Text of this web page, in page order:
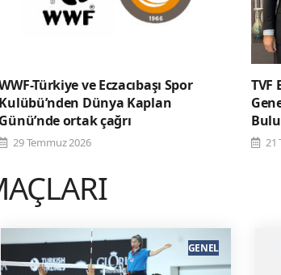
Türkiye ve Eczacıbaşı Spor
Kulübü’nden Dünya Kaplan
Günü’nde ortak çağrı
29 Temmuz 2026
TVF
21
GENEL